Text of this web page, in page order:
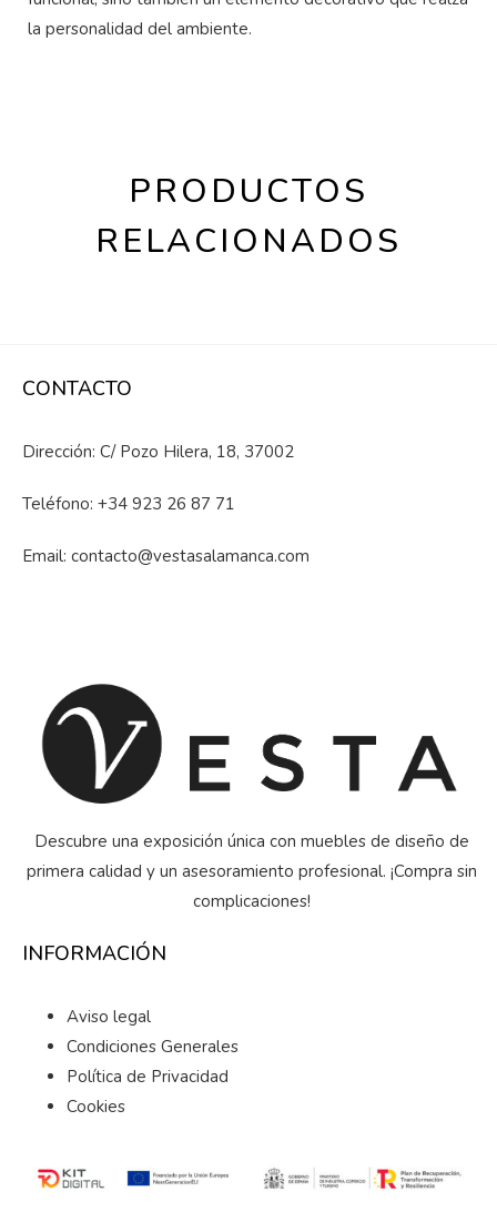
la personalidad del ambiente.
PRODUCTOS
RELACIONADOS
CONTACTO
Dirección: C/ Pozo Hilera, 18, 37002
Teléfono: +34 923 26 87 71
Email: contacto@vestasalamanca.com
Descubre una exposición única con muebles de diseño de
primera calidad y un asesoramiento profesional. ¡Compra sin
complicaciones!
INFORMACIÓN
Aviso legal
Condiciones Generales
Política de Privacidad
Cookies